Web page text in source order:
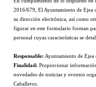
2016/679, El Ayuntamiento de Ejea
su dirección electrónica, así como
figurar en este formulario forman
personal cuyas características se
Responsable: Ayuntamiento de Ejea
Finalidad: Proporcionar
novedades de noticias y eventos
Caballeros.